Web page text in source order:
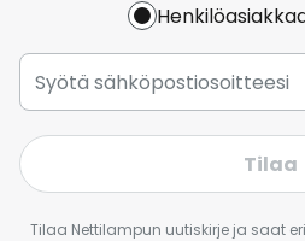
Tilaa
Tilaa Nettilampun uutiskirje ja saat